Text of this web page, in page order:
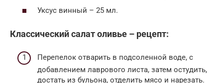
Уксус винный – 25 мл.
Классический салат оливье – рецепт:
Перепелок отварить в подсоленной воде, с
добавлением лаврового листа, затем остудить,
достать из бульона, отделить мясо и нарезать.